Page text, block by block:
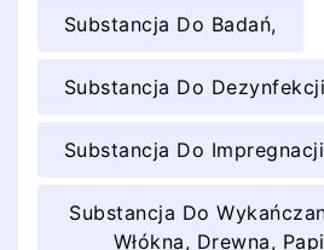
Substancja Do Badań,
Substancja Do Dezynfekcji
Substancja Do
Substancja Do
Włókna, Drewna,